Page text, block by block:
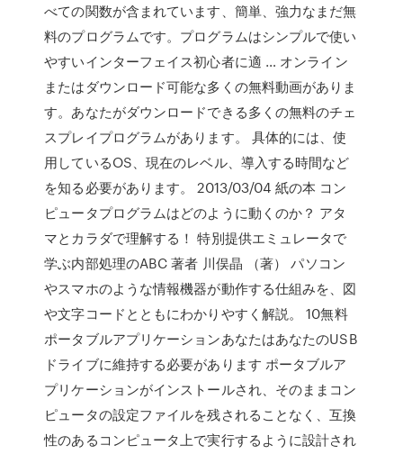
べての関数が含まれています、簡単、強力なまだ無
料のプログラムです。プログラムはシンプルで使い
やすいインターフェイス初心者に適 … オンライン
またはダウンロード可能な多くの無料動画がありま
す。あなたがダウンロードできる多くの無料のチェ
スプレイプログラムがあります。 具体的には、使
用しているOS、現在のレベル、導入する時間など
を知る必要があります。 2013/03/04 紙の本 コン
ピュータプログラムはどのように動くのか？ アタ
マとカラダで理解する！ 特別提供エミュレータで
学ぶ内部処理のABC 著者 川俣晶 （著） パソコン
やスマホのような情報機器が動作する仕組みを、図
や文字コードとともにわかりやすく解説。 10無料
ポータブルアプリケーションあなたはあなたのUSB
ドライブに維持する必要があります ポータブルア
プリケーションがインストールされ、そのままコン
ピュータの設定ファイルを残されることなく、互換
性のあるコンピュータ上で実行するように設計され